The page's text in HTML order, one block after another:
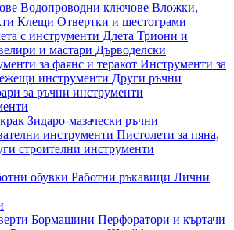
Водопроводни ключове Вложки,
Клещи Отвертки и шестограми
с инструменти Длета Триони и
и мастари Дърводелски
за фаянс и теракот Инструменти за
инструменти Други ръчни
за ръчни инструменти
Зидаро-мазачески ръчни
инструменти Пистолети за пяна,
строителни инструменти
обувки Работни ръкавици Лични
Бормашини Перфоратори и къртачи